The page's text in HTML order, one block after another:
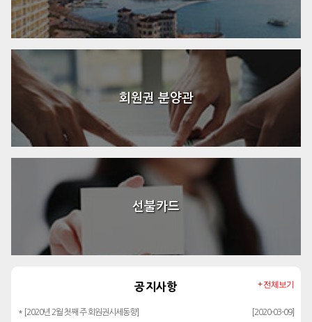
회원권 분양관
선불카드
공지사항
* [2020년 2월 첫째 주 회원권시세동향] [2020-03-09]
+ 전체보기